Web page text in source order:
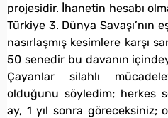
projesidir. İhanetin hesabı
Türkiye 3. Dünya Savaşı’nın
nasırlaşmış kesimlere karşı
50 senedir bu davanın
Çayanlar silahlı
olduğunu söyledim; herkes
ay, 1 yıl sonra göreceksiniz;